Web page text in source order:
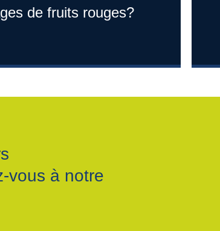
de fruits rouges?
vous à notre